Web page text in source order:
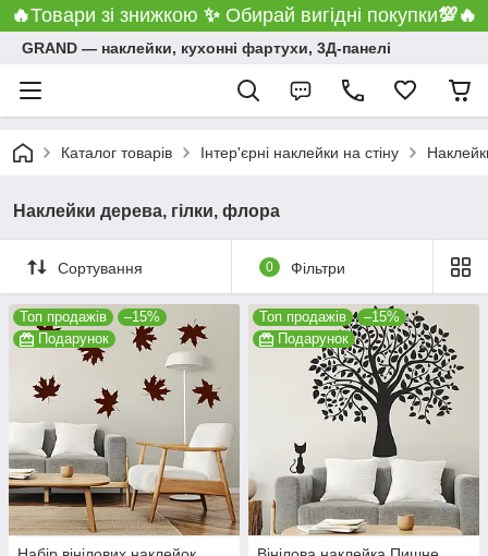
🔥Товари зі знижкою ✨ Обирай вигідні покупки💯🔥
GRAND ― наклейки, кухонні фартухи, 3Д-панелі
Каталог товарів Інтер'єрні наклейки на стіну
Наклейки дерева, гілки, флора
Сортування 0 Фільтри
Топ продажів
–15%
Подарунок
Топ продажів
–15%
Подарунок